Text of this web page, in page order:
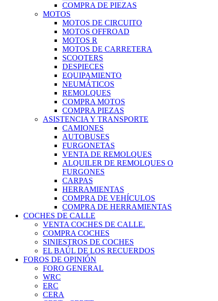
COMPRA DE PIEZAS
MOTOS
MOTOS DE CIRCUITO
MOTOS OFFROAD
MOTOS R
MOTOS DE CARRETERA
SCOOTERS
DESPIECES
EQUIPAMIENTO
NEUMÁTICOS
REMOLQUES
COMPRA MOTOS
COMPRA PIEZAS
ASISTENCIA Y TRANSPORTE
CAMIONES
AUTOBUSES
FURGONETAS
VENTA DE REMOLQUES
ALQUILER DE REMOLQUES O
FURGONES
CARPAS
HERRAMIENTAS
COMPRA DE VEHÍCULOS
COMPRA DE HERRAMIENTAS
COCHES DE CALLE
VENTA COCHES DE CALLE.
COMPRA COCHES
SINIESTROS DE COCHES
EL BAÚL DE LOS RECUERDOS
FOROS DE OPINIÓN
FORO GENERAL
WRC
ERC
CERA